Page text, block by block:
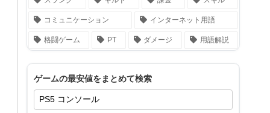
コミュニケーション インターネット用語
格闘ゲーム PT ダメージ 用語解説
ゲームの最安値をまとめて検索